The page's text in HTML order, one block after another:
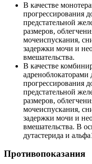
В качестве
прогрессирования
предстательной
размеров,
мочеиспускания,
задержки мочи и
вмешательства.
В качестве
прогрессирования
предстательной
размеров,
мочеиспускания,
задержки мочи и
вмешательства. В
дутастерида и
Противопоказания